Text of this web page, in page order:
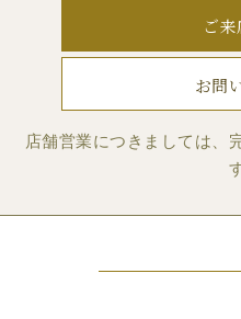
ご
お問
店舗営業につきましては、